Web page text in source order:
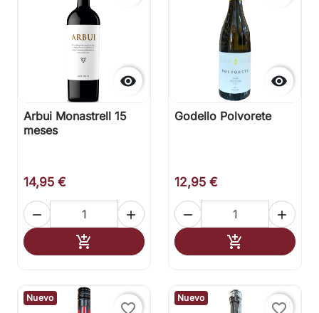

Arbui Monastrell 15
meses
14,95 €
 
 Añadir al carrito

Godello Polvorete
12,95 €
 
 Añadir al
Nuevo
favorite_border
Nuevo
favorite_border